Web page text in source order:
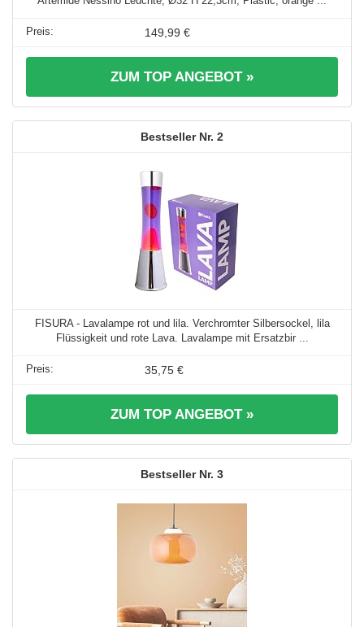
149,99 €
ZUM TOP ANGEBOT »
2
FISURA - Lavalampe rot und lila. Verchromter Silbersockel, lila
Flüssigkeit und rote Lava. Lavalampe mit Ersatzbir ...
35,75 €
ZUM TOP ANGEBOT »
3